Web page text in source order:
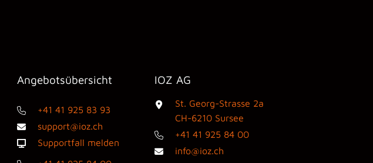
Angebotsübersicht
+41 41 925 83 93
support@ioz.ch
Supportfall melden
IOZ AG
St. Georg-Strasse 2a
CH-6210 Sursee
+41 41 925 84 00
info@ioz.ch